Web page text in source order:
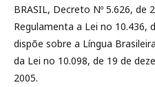
BRASIL, Decreto Nº 5.626, de
Regulamenta a Lei no 10.436,
dispõe sobre a Língua
da Lei no 10.098, de 19 de
2005.